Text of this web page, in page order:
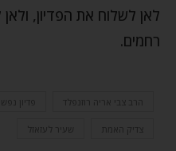
לאן לשלוח את הפדיון,
רחמים.
הרב צבי אריה רוזנפלד פדיון נפש
צדיק האמת שעיר לעזאזל